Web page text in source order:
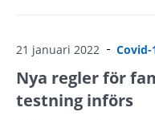
21 januari 2022 Covid-
Nya regler för
testning införs